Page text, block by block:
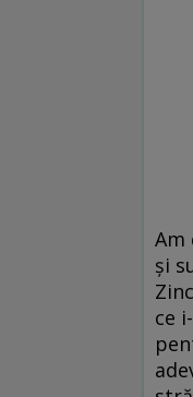
Am
și
ce